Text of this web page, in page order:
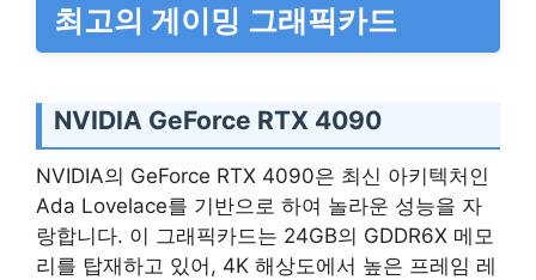
최고의 게이밍 그래픽카드
NVIDIA GeForce RTX 4090
NVIDIA의 GeForce RTX 4090은 최신 아키텍처인
Ada Lovelace를 기반으로 하여 놀라운 성능을 자
랑합니다. 이 그래픽카드는 24GB의 GDDR6X 메모
리를 탑재하고 있어, 4K 해상도에서 높은 프레임 레